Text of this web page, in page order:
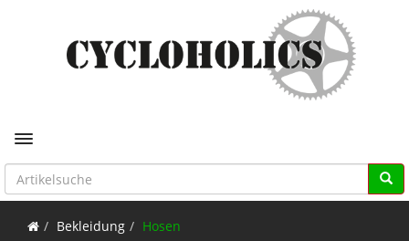
Toggle navigation
Bekleidung Hosen